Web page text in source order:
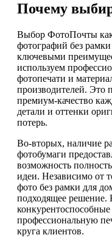
Почему
Выбор ФотоПочты как
фотографий без
ключевыми
используем
фотопечати и
производителей. Это
премиум-качество
детали и оттенки
потерь.
Во-вторых, наличие
фотобумаги
возможность
идеи. Независимо от
фото без рамки для
подходящее решение.
профессиональную
круга клиентов.